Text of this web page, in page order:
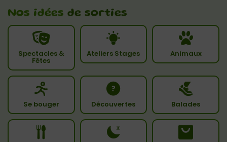
Nos idées de sorties
Spectacles &
Fêtes
Ateliers Stages Animaux
Se bouger Découvertes Balades